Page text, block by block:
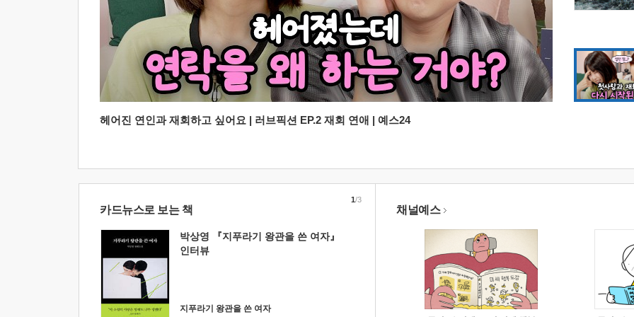
헤어진 연인과 재회하고 싶어요 | 러브픽션 EP.2 재회 연애 | 예스24
카드뉴스로 보는 책
박상영 『지푸라기 왕관을 쓴 여자』
인터뷰
지푸라기 왕관을 쓴 여자
1/3
채널예스